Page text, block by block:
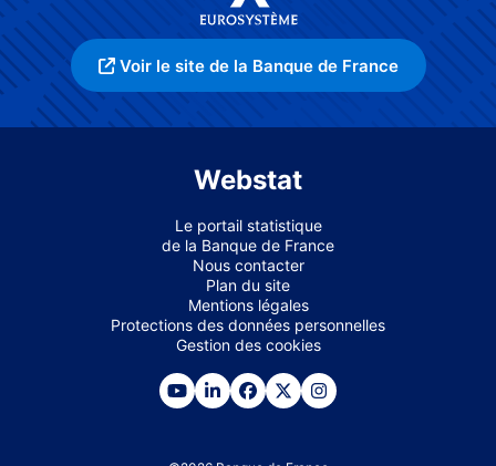
Voir le site de la Banque de France
Webstat
Le portail statistique
de la Banque de France
Nous contacter
Plan du site
Mentions légales
Protections des données personnelles
Gestion des cookies